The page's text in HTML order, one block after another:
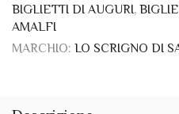
TAG:BIGLIETTI AUGURI,
BIGLIETTI DI AUGURI